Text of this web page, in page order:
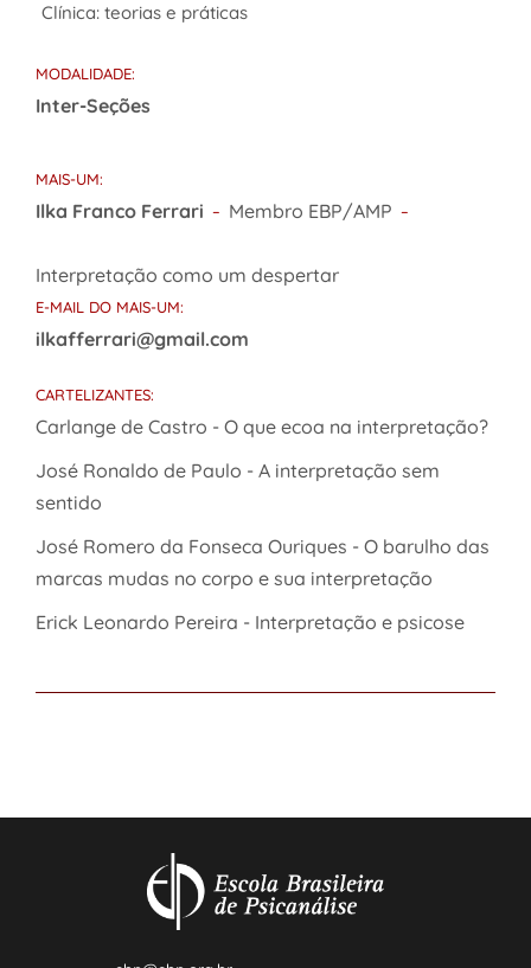
Clínica: teorias e práticas
MODALIDADE:
Inter-Seções
MAIS-UM:
Ilka Franco Ferrari – Membro EBP/AMP –
Interpretação como um despertar
E-MAIL DO MAIS-UM:
ilkafferrari@gmail.com
CARTELIZANTES:
Carlange de Castro - O que ecoa na interpretação?
José Ronaldo de Paulo - A interpretação sem
sentido
José Romero da Fonseca Ouriques - O barulho das
marcas mudas no corpo e sua interpretação
Erick Leonardo Pereira - Interpretação e psicose